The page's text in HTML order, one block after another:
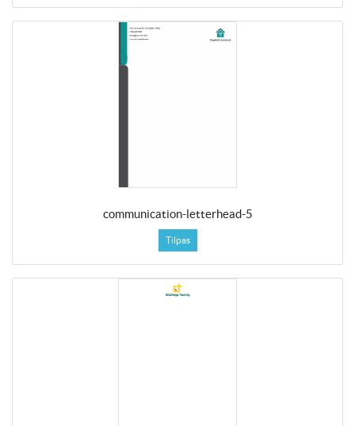
communication-letterhead-5
Tilpas